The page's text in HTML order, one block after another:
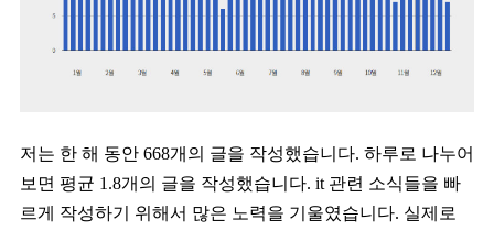
저는 한 해 동안 668개의 글을 작성했습니다. 하루로 나누어
보면 평균 1.8개의 글을 작성했습니다. it 관련 소식들을 빠
르게 작성하기 위해서 많은 노력을 기울였습니다. 실제로